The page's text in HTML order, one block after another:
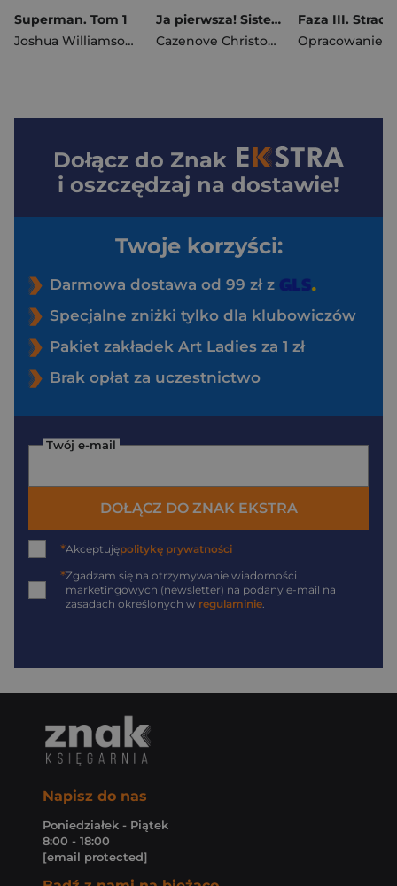
Superman. Tom 1
Joshua Williamson
Dan Mora
Ja pierwsza! Sisters. Tom 20
Cazenove Christophe
Dołącz do Znak
i oszczędzaj na dostawie!
Twoje korzyści:
Darmowa dostawa od 99 zł z
Specjalne zniżki tylko dla klubowiczów
Pakiet zakładek Art Ladies za 1 zł
Brak opłat za uczestnictwo
Twój e-mail
DOŁĄCZ DO ZNAK EKSTRA
*Akceptujępolitykę prywatności
*Zgadzam się na otrzymywanie wiadomości
marketingowych (newsletter) na podany e-mail na
zasadach określonych w regulaminie.
Napisz do nas
Poniedziałek - Piątek
8:00 - 18:00
[email protected]